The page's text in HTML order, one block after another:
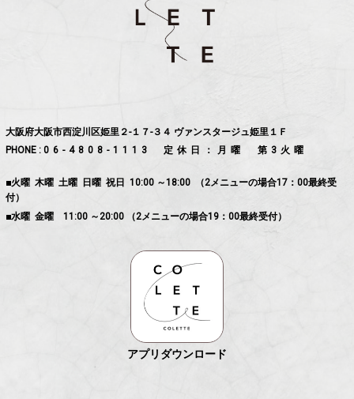
大阪府大阪市西淀川区姫里２-１７-３４ ヴァンスタージュ姫里１Ｆ
PHONE : 06-4808-1113 定休日：月曜 第3火曜
■火曜 木曜 土曜 日曜 祝日 10:00 ～18:00 （2メニューの場合17：00最終受
付）
■水曜 金曜 11:00 ～20:00 （2メニューの場合19：00最終受付）
アプリダウンロード